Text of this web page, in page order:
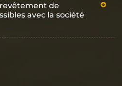
de
avec la société